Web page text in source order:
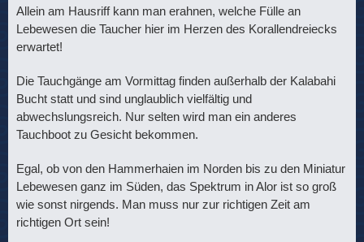
Allein am Hausriff kann man erahnen, welche Fülle an
Lebewesen die Taucher hier im Herzen des Korallendreiecks
erwartet!
Die Tauchgänge am Vormittag finden außerhalb der Kalabahi
Bucht statt und sind unglaublich vielfältig und
abwechslungsreich. Nur selten wird man ein anderes
Tauchboot zu Gesicht bekommen.
Egal, ob von den Hammerhaien im Norden bis zu den Miniatur
Lebewesen ganz im Süden, das Spektrum in Alor ist so groß
wie sonst nirgends. Man muss nur zur richtigen Zeit am
richtigen Ort sein!